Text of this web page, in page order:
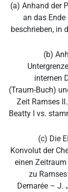
(a) Anhand der
an das Ende
beschrieben, in
(b)
internen
(Traum-Buch)
Zeit Ramses
Beatty I vs.
(c) Die
Konvolut der
einen
zu
Demarée – J.